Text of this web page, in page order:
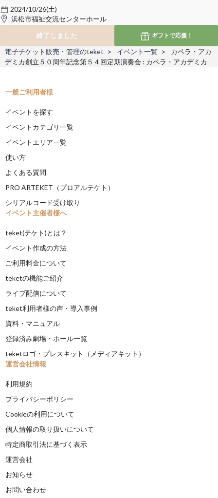
2024/10/26(土)
浜松市福祉交流センターホール
終了しました
ギフトで応援！
電子チケット販売・管理のteket イベント一覧
カペラ・アカ
デミカ創立５０周年記念第５４回定期演奏会 : カペラ・アカデミカ
一般ご利用者様
イベントを探す
イベントカテゴリ一覧
イベントエリア一覧
使い方
よくある質問
PRO ARTEKET（プロアルテケト）
シリアルコード受け取り
イベント主催者様へ
teket(テケト)とは？
イベント作成の方法
ご利用料金について
teketの機能ご紹介
ライブ配信について
teket利用者様の声・導入事例
資料・マニュアル
登録済み劇場・ホール一覧
teketロゴ・プレスキット（メディアキット）
運営会社情報
利用規約
プライバシーポリシー
Cookieの利用について
個人情報の取り扱いについて
特定商取引法に基づく表示
運営会社
お知らせ
お問い合わせ